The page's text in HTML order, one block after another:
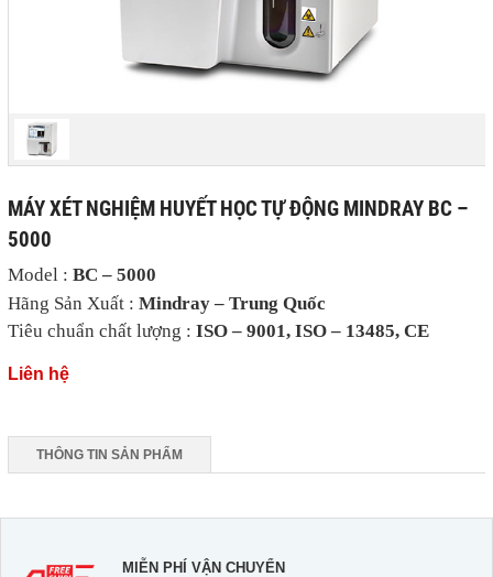
MÁY XÉT NGHIỆM HUYẾT HỌC TỰ ĐỘNG MINDRAY BC –
5000
Model : BC – 5000
Hãng Sản Xuất : Mindray – Trung Quốc
Tiêu chuẩn chất lượng : ISO – 9001, ISO – 13485, CE
Liên hệ
THÔNG TIN SẢN PHẨM
MIỄN PHÍ VẬN CHUYỂN